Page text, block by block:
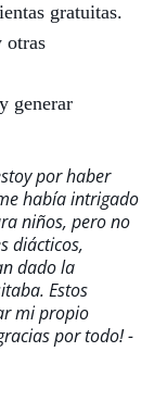
gratuitas.
otras
generar
por haber
había intrigado
niños, pero no
diácticos,
dado la
Estos
mi propio
por todo! -